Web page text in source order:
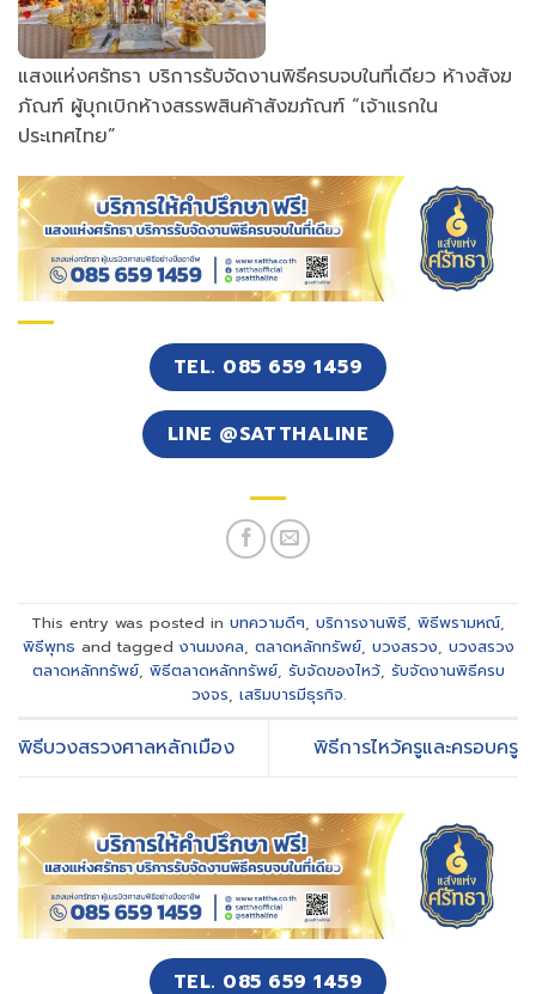
แสงแห่งศรัทธา บริการรับจัดงานพิธีครบจบในที่เดียว ห้างสังฆ
ภัณฑ์ ผู้บุกเบิกห้างสรรพสินค้าสังฆภัณฑ์ “เจ้าแรกใน
ประเทศไทย”
TEL. 085 659 1459
LINE @SATTHALINE
This entry was posted in บทความดีๆ, บริการงานพิธี, พิธีพรามหณ์,
พิธีพุทธ and tagged งานมงคล, ตลาดหลักทรัพย์, บวงสรวง, บวงสรวง
ตลาดหลักทรัพย์, พิธีตลาดหลักทรัพย์, รับจัดของไหว้, รับจัดงานพิธีครบ
วงจร, เสริมบารมีธุรกิจ.
พิธีบวงสรวงศาลหลักเมือง พิธีการไหว้ครูและครอบครู
TEL. 085 659 1459